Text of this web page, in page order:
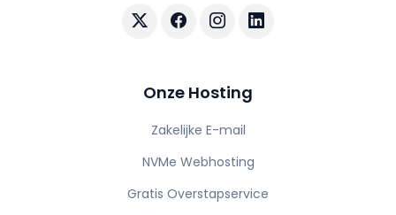
Volg AuraHost op X
Volg AuraHost op Facebook
Volg AuraHost op Instagram
Volg AuraHost op
Onze Hosting
Zakelijke E-mail
NVMe Webhosting
Gratis Overstapservice